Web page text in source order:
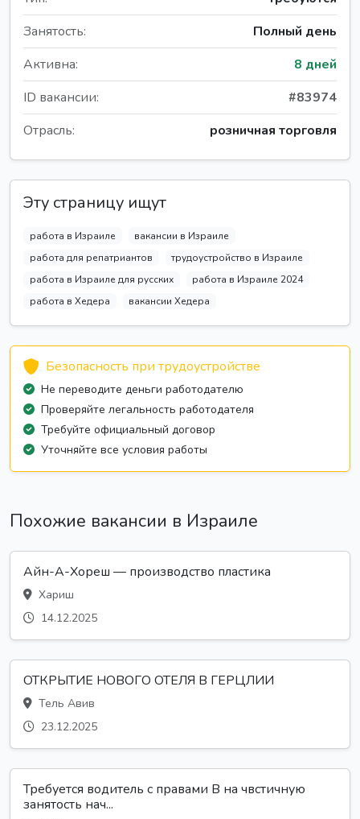
Занятость:
Полный день
Активна:
8 дней
ID вакансии:
#83974
Отрасль:
розничная торговля
Эту страницу ищут
работа в Израиле
вакансии в Израиле
работа для репатриантов
трудоустройство в Израиле
работа в Израиле для русских
работа в Израиле 2024
работа в Хедера
вакансии Хедера
Безопасность при трудоустройстве
Не переводите деньги работодателю
Проверяйте легальность работодателя
Требуйте официальный договор
Уточняйте все условия работы
Похожие вакансии в Израиле
Айн-А-Хореш — производство пластика
Хариш
14.12.2025
ОТКРЫТИЕ НОВОГО ОТЕЛЯ В ГЕРЦЛИИ
Тель Авив
23.12.2025
Требуется водитель с правами B на чвстичную
занятость нач...